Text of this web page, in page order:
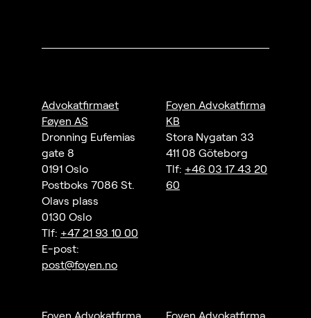
Advokatfirmaet
Føyen AS
Dronning Eufemias
gate 8
0191 Oslo
Postboks 7086 St.
Olavs plass
0130 Oslo
Tlf: +47 21 93 10 00
E-post:
post@foyen.no
Foyen Advokatfirma
KB
Stora Nygatan 33
411 08 Göteborg
Tlf: +46 03 17 43 20
60
Foyen Advokatfirma Foyen Advokatfirma